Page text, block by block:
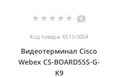
0
Код товара: 6513-0004
Видеотерминал Cisco
Webex CS-BOARD55S-G-
K9